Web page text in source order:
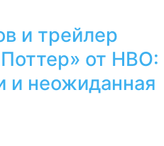
и трейлер
от HBO:
и неожиданная